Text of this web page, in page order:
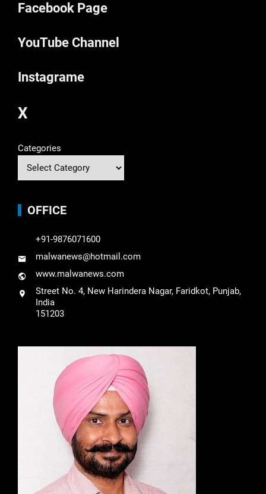
Facebook Page
YouTube Channel
Instagrame
X
Categories
OFFICE
+91-9876071600
malwanews@hotmail.com
www.malwanews.com
Street No. 4, New Harindera Nagar, Faridkot, Punjab,
India
151203